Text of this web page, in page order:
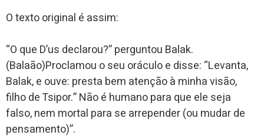
O texto original é assim:
“O que D’us declarou?” perguntou Balak.
(Balaão)Proclamou o seu oráculo e disse: “Levanta,
Balak, e ouve: presta bem atenção à minha visão,
filho de Tsipor.” Não é humano para que ele seja
falso, nem mortal para se arrepender (ou mudar de
pensamento)”.